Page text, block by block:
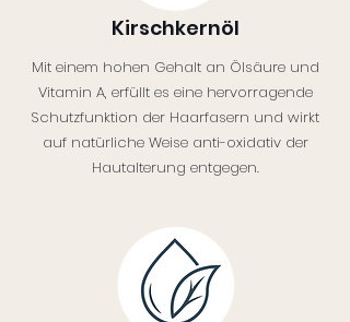
Kirschkernöl
Mit einem hohen Gehalt an Ölsäure und
Vitamin A, erfüllt es eine hervorragende
Schutzfunktion der Haarfasern und wirkt
auf natürliche Weise anti-oxidativ der
Hautalterung entgegen.